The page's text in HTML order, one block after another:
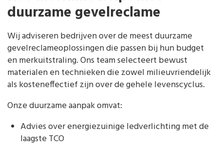
duurzame gevelreclame
Wij adviseren bedrijven over de meest duurzame
gevelreclameoplossingen die passen bij hun budget
en merkuitstraling. Ons team selecteert bewust
materialen en technieken die zowel milieuvriendelijk
als kosteneffectief zijn over de gehele levenscyclus.
Onze duurzame aanpak omvat:
Advies over energiezuinige ledverlichting met de
laagste TCO